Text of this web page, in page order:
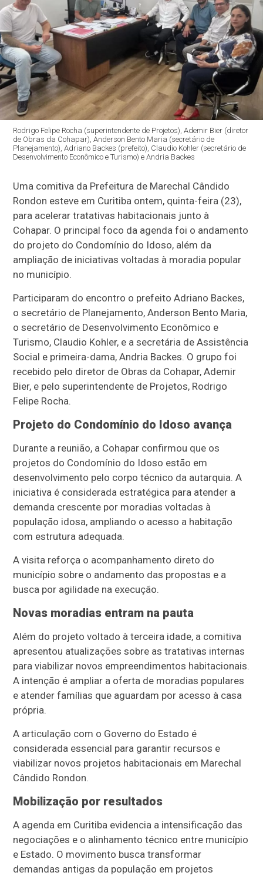
Rodrigo Felipe Rocha (superintendente de Projetos), Ademir Bier (diretor
de Obras da Cohapar), Anderson Bento Maria (secretário de
Planejamento), Adriano Backes (prefeito), Claudio Kohler (secretário de
Desenvolvimento Econômico e Turismo) e Andria Backes
Uma comitiva da Prefeitura de Marechal Cândido
Rondon esteve em Curitiba ontem, quinta-feira (23),
para acelerar tratativas habitacionais junto à
Cohapar. O principal foco da agenda foi o andamento
do projeto do Condomínio do Idoso, além da
ampliação de iniciativas voltadas à moradia popular
no município.
Participaram do encontro o prefeito Adriano Backes,
o secretário de Planejamento, Anderson Bento Maria,
o secretário de Desenvolvimento Econômico e
Turismo, Claudio Kohler, e a secretária de Assistência
Social e primeira-dama, Andria Backes. O grupo foi
recebido pelo diretor de Obras da Cohapar, Ademir
Bier, e pelo superintendente de Projetos, Rodrigo
Felipe Rocha.
Projeto do Condomínio do Idoso avança
Durante a reunião, a Cohapar confirmou que os
projetos do Condomínio do Idoso estão em
desenvolvimento pelo corpo técnico da autarquia. A
iniciativa é considerada estratégica para atender a
demanda crescente por moradias voltadas à
população idosa, ampliando o acesso a habitação
com estrutura adequada.
A visita reforça o acompanhamento direto do
município sobre o andamento das propostas e a
busca por agilidade na execução.
Novas moradias entram na pauta
Além do projeto voltado à terceira idade, a comitiva
apresentou atualizações sobre as tratativas internas
para viabilizar novos empreendimentos habitacionais.
A intenção é ampliar a oferta de moradias populares
e atender famílias que aguardam por acesso à casa
própria.
A articulação com o Governo do Estado é
considerada essencial para garantir recursos e
viabilizar novos projetos habitacionais em Marechal
Cândido Rondon.
Mobilização por resultados
A agenda em Curitiba evidencia a intensificação das
negociações e o alinhamento técnico entre município
e Estado. O movimento busca transformar
demandas antigas da população em projetos